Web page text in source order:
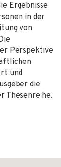
Ergebnisse
in der
von
Perspektive
und
die
Thesenreihe.